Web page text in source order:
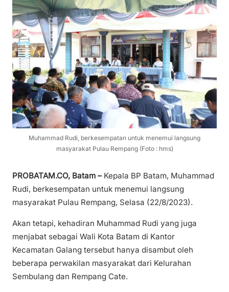
Muhammad Rudi, berkesempatan untuk menemui langsung
masyarakat Pulau Rempang (Foto : hms)
PROBATAM.CO, Batam – Kepala BP Batam, Muhammad
Rudi, berkesempatan untuk menemui langsung
masyarakat Pulau Rempang, Selasa (22/8/2023).
Akan tetapi, kehadiran Muhammad Rudi yang juga
menjabat sebagai Wali Kota Batam di Kantor
Kecamatan Galang tersebut hanya disambut oleh
beberapa perwakilan masyarakat dari Kelurahan
Sembulang dan Rempang Cate.